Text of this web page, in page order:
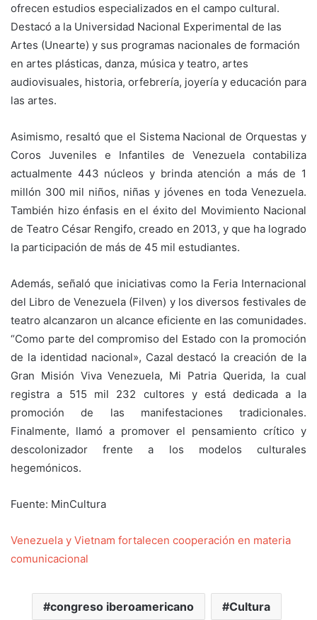
ofrecen estudios especializados en el campo cultural.
Destacó a la Universidad Nacional Experimental de las
Artes (Unearte) y sus programas nacionales de formación
en artes plásticas, danza, música y teatro, artes
audiovisuales, historia, orfebrería, joyería y educación para
las artes.
Asimismo, resaltó que el Sistema Nacional de Orquestas y
Coros Juveniles e Infantiles de Venezuela contabiliza
actualmente 443 núcleos y brinda atención a más de 1
millón 300 mil niños, niñas y jóvenes en toda Venezuela.
También hizo énfasis en el éxito del Movimiento Nacional
de Teatro César Rengifo, creado en 2013, y que ha logrado
la participación de más de 45 mil estudiantes.
Además, señaló que iniciativas como la Feria Internacional
del Libro de Venezuela (Filven) y los diversos festivales de
teatro alcanzaron un alcance eficiente en las comunidades.
“Como parte del compromiso del Estado con la promoción
de la identidad nacional», Cazal destacó la creación de la
Gran Misión Viva Venezuela, Mi Patria Querida, la cual
registra a 515 mil 232 cultores y está dedicada a la
promoción de las manifestaciones tradicionales.
Finalmente, llamó a promover el pensamiento crítico y
descolonizador frente a los modelos culturales
hegemónicos.
Fuente: MinCultura
Venezuela y Vietnam fortalecen cooperación en materia
comunicacional
congreso iberoamericano Cultura